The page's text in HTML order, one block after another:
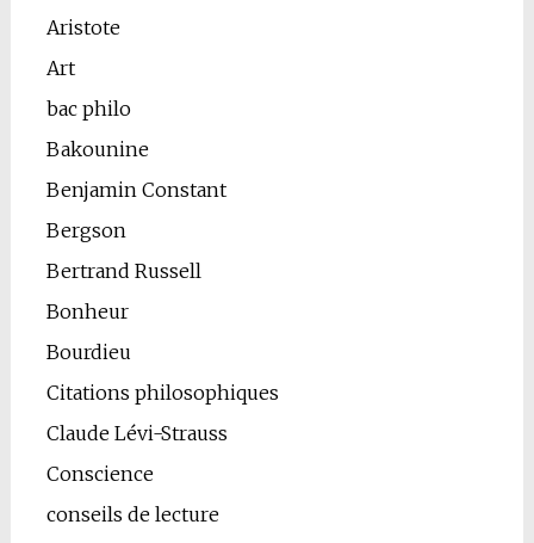
Aristote
Art
bac philo
Bakounine
Benjamin Constant
Bergson
Bertrand Russell
Bonheur
Bourdieu
Citations philosophiques
Claude Lévi-Strauss
Conscience
conseils de lecture